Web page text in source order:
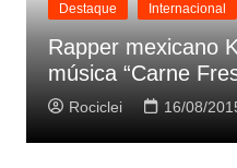
Destaque Internacional
Rapper mexicano
música “Carne
Rociclei 16/08/